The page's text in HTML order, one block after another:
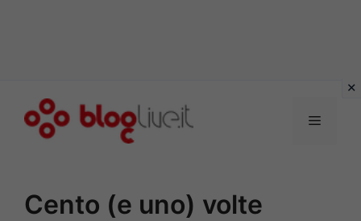
Menu
Cento (e uno) volte